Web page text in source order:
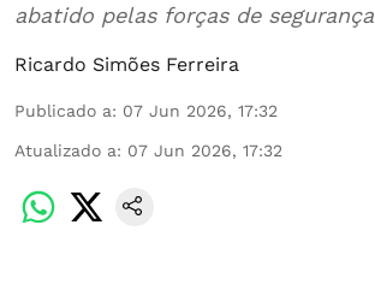
abatido pelas forças de segurança
Ricardo Simões Ferreira
Publicado a: 07 Jun 2026, 17:32
Atualizado a: 07 Jun 2026, 17:32